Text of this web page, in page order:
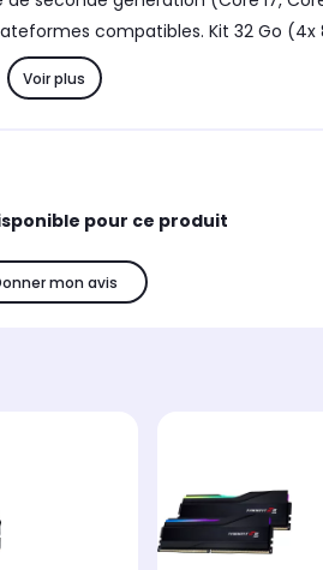
compatibles. Kit 32 Go (4x
Voir plus
pour ce produit
mon avis